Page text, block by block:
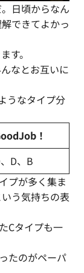
日頃からなん
できてよかっ
す。
なとお互いに
うなタイプ分
！
D、B
プが多く集ま
う気持ちの表
Cタイプも一
たのがペーパ